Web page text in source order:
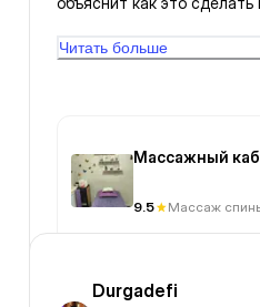
будем ходить только к
Читать больше
Массажный
9.5 Массаж
Durgadefi